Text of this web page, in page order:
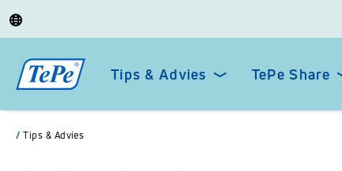
Tips & Advies TePe Share
/ Tips & Advies